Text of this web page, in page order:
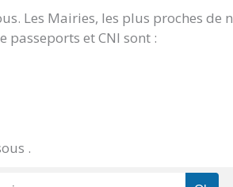
Les Mairies, les plus proches de
et CNI sont :
.